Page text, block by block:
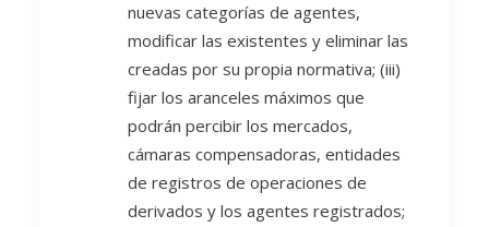
nuevas categorías de agentes,
modificar las existentes y eliminar las
creadas por su propia normativa; (iii)
fijar los aranceles máximos que
podrán percibir los mercados,
cámaras compensadoras, entidades
de registros de operaciones de
derivados y los agentes registrados;